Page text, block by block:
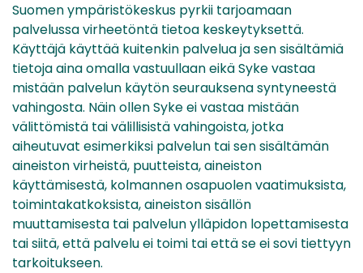
Suomen ympäristökeskus pyrkii tarjoamaan
palvelussa virheetöntä tietoa keskeytyksettä.
Käyttäjä käyttää kuitenkin palvelua ja sen sisältämiä
tietoja aina omalla vastuullaan eikä Syke vastaa
mistään palvelun käytön seurauksena syntyneestä
vahingosta. Näin ollen Syke ei vastaa mistään
välittömistä tai välillisistä vahingoista, jotka
aiheutuvat esimerkiksi palvelun tai sen sisältämän
aineiston virheistä, puutteista, aineiston
käyttämisestä, kolmannen osapuolen vaatimuksista,
toimintakatkoksista, aineiston sisällön
muuttamisesta tai palvelun ylläpidon lopettamisesta
tai siitä, että palvelu ei toimi tai että se ei sovi tiettyyn
tarkoitukseen.